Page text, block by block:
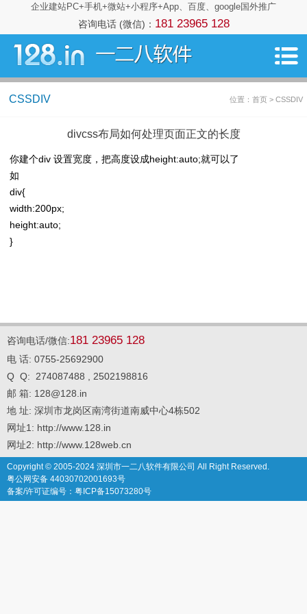
企业建站PC+手机+微站+小程序+App、百度、google国外推广
咨询电话 (微信)： 181 23965 128
CSSDIV 位置：首页 > CSSDIV
divcss布局如何处理页面正文的长度
你建个div 设置宽度，把高度设成height:auto;就可以了
如
div{
width:200px;
height:auto;
}
咨询电话/微信:181 23965 128
电 话: 0755-25692900
Q Q: 274087488 , 2502198816
邮 箱: 128@128.in
地 址: 深圳市龙岗区南湾街道南威中心4栋502
网址1: http://www.128.in
网址2: http://www.128web.cn
Copyright © 2005-2024 深圳市一二八软件有限公司 All Right Reserved.
粤公网安备 44030702001693号
备案/许可证编号：粤ICP备15073280号